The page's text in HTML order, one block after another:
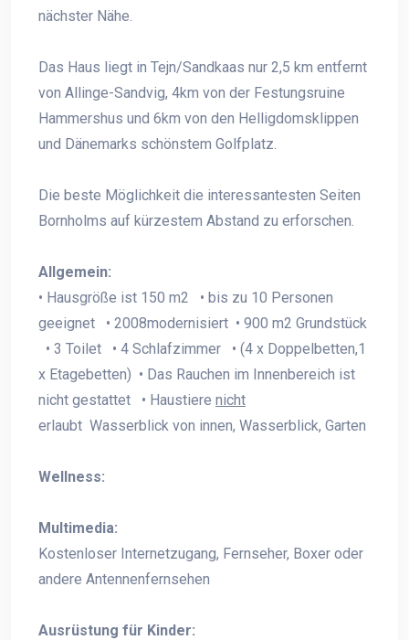
nächster Nähe.
Das Haus liegt in Tejn/Sandkaas nur 2,5 km entfernt
von Allinge-Sandvig, 4km von der Festungsruine
Hammershus und 6km von den Helligdomsklippen
und Dänemarks schönstem Golfplatz.
Die beste Möglichkeit die interessantesten Seiten
Bornholms auf kürzestem Abstand zu erforschen.
Allgemein:
• Hausgröße ist 150 m2 • bis zu 10 Personen
geeignet • 2008modernisiert • 900 m2 Grundstück
• 3 Toilet • 4 Schlafzimmer • (4 x Doppelbetten,1
x Etagebetten) • Das Rauchen im Innenbereich ist
nicht gestattet • Haustiere nicht
erlaubt Wasserblick von innen, Wasserblick, Garten
Wellness:
Multimedia:
Kostenloser Internetzugang, Fernseher, Boxer oder
andere Antennenfernsehen
Ausrüstung für Kinder: